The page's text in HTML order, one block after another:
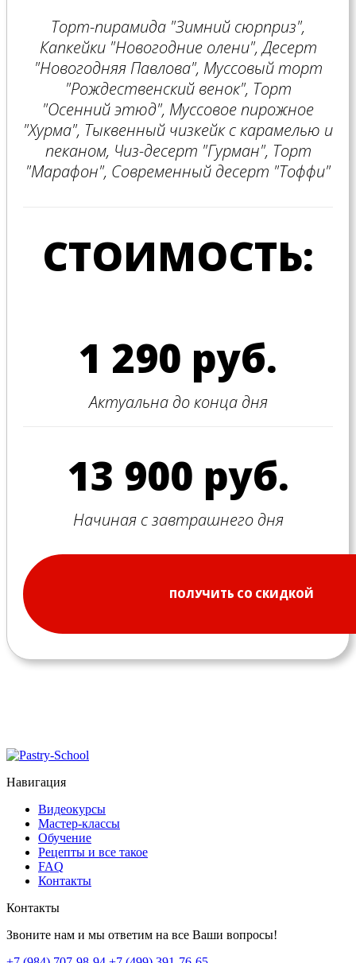
Торт-пирамида "Зимний сюрприз",
Капкейки "Новогодние олени", Десерт
"Новогодняя Павлова", Муссовый торт
"Рождественский венок", Торт
"Осенний этюд", Муссовое пирожное
"Хурма", Тыквенный чизкейк с карамелью и
пеканом, Чиз-десерт "Гурман", Торт
"Марафон", Современный десерт "Тоффи"
СТОИМОСТЬ:
1 290 руб.
Актуальна до конца дня
13 900 руб.
Начиная с завтрашнего дня
ПОЛУЧИТЬ СО СКИДКОЙ
Навигация
Видеокурсы
Мастер-классы
Обучение
Рецепты и все такое
FAQ
Контакты
Контакты
Звоните нам и мы ответим на все Ваши вопросы!